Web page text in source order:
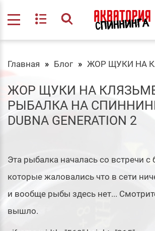
Главная Блог
ЖОР ЩУКИ НА
РЫБАЛКА НА
DUBNA GENERATION 2
Эта рыбалка началась со встречи с
которые жаловались что в сети
и вообще рыбы здесь нет...
вышло.